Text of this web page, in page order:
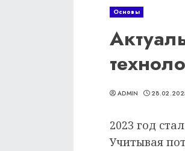
Основы
ADMIN
2023 год
Учитывая